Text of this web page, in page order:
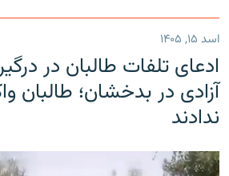
اسد ۱۵, ۱۴۰۵
ادعای تلفات طالبان در
آزادی در بدخشان؛ طالبان
ندادند